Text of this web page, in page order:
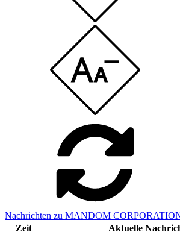
Nachrichten zu MANDOM
Zeit
Aktuelle